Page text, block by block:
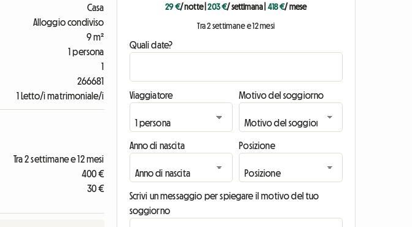
Casa
Alloggio condiviso
9 m²
1 persona
1
266681
1 Letto/i matrimoniale/i
Tra 2 settimane e 12 mesi
400 €
30 €
29 €/ notte|203 €/ settimana 418 €/ mese
Tra 2 settimane e 12 mesi
Quali date?
Viaggiatore Motivo del soggiorno
Anno di nascita Posizione
Scrivi un messaggio per spiegare il motivo del tuo
soggiorno